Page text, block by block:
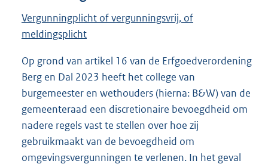
Vergunningplicht of vergunningsvrij, of
meldingsplicht
Op grond van artikel 16 van de Erfgoedverordening
Berg en Dal 2023 heeft het college van
burgemeester en wethouders (hierna: B&W) van de
gemeenteraad een discretionaire bevoegdheid om
nadere regels vast te stellen over hoe zij
gebruikmaakt van de bevoegdheid om
omgevingsvergunningen te verlenen. In het geval